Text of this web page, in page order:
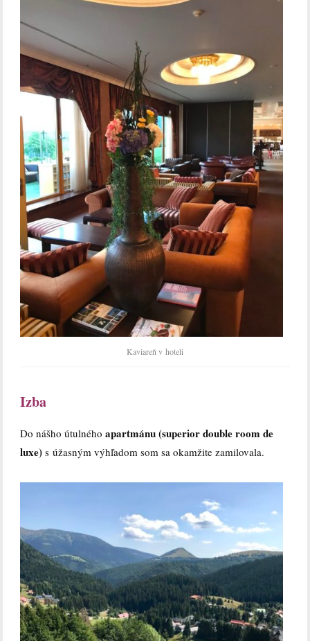
Kaviareň v hoteli
Izba
Do nášho útulnéhoapartmánu (superior double room de
luxe) s úžasným výhľadom som sa okamžite zamilovala.